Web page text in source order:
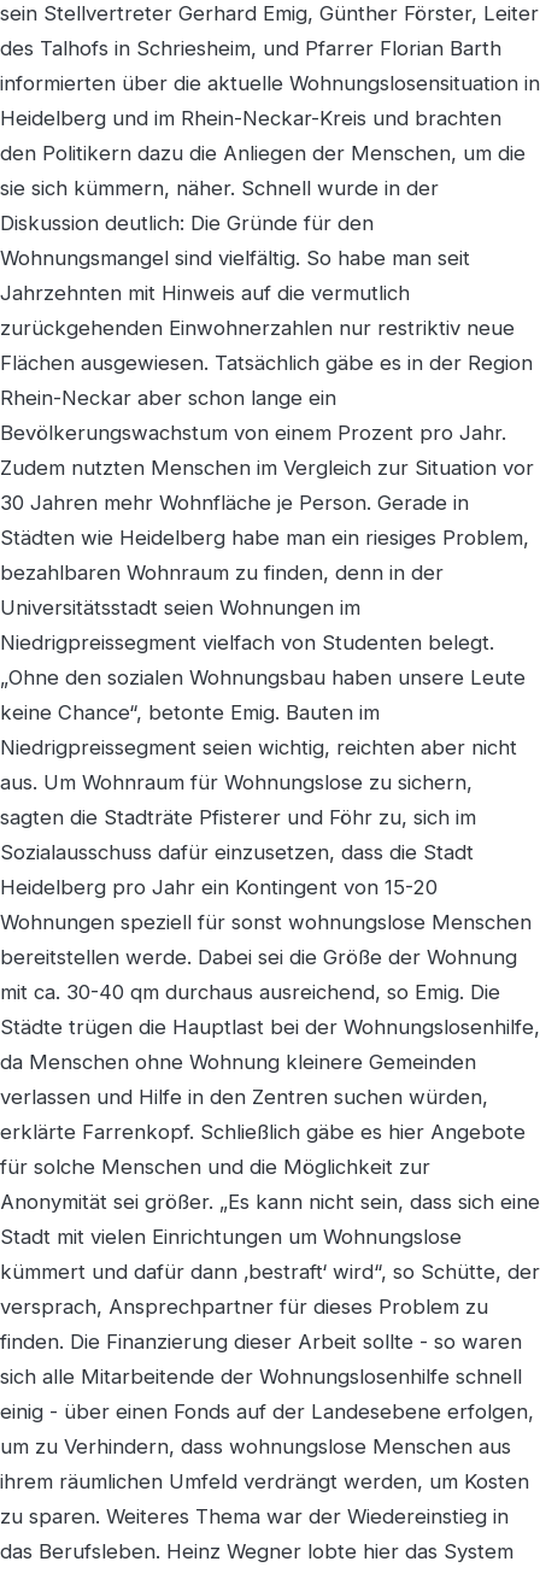
sein Stellvertreter Gerhard Emig, Günther Förster, Leiter
des Talhofs in Schriesheim, und Pfarrer Florian Barth
informierten über die aktuelle Wohnungslosensituation in
Heidelberg und im Rhein-Neckar-Kreis und brachten
den Politikern dazu die Anliegen der Menschen, um die
sie sich kümmern, näher. Schnell wurde in der
Diskussion deutlich: Die Gründe für den
Wohnungsmangel sind vielfältig. So habe man seit
Jahrzehnten mit Hinweis auf die vermutlich
zurückgehenden Einwohnerzahlen nur restriktiv neue
Flächen ausgewiesen. Tatsächlich gäbe es in der Region
Rhein-Neckar aber schon lange ein
Bevölkerungswachstum von einem Prozent pro Jahr.
Zudem nutzten Menschen im Vergleich zur Situation vor
30 Jahren mehr Wohnfläche je Person. Gerade in
Städten wie Heidelberg habe man ein riesiges Problem,
bezahlbaren Wohnraum zu finden, denn in der
Universitätsstadt seien Wohnungen im
Niedrigpreissegment vielfach von Studenten belegt.
„Ohne den sozialen Wohnungsbau haben unsere Leute
keine Chance“, betonte Emig. Bauten im
Niedrigpreissegment seien wichtig, reichten aber nicht
aus. Um Wohnraum für Wohnungslose zu sichern,
sagten die Stadträte Pfisterer und Föhr zu, sich im
Sozialausschuss dafür einzusetzen, dass die Stadt
Heidelberg pro Jahr ein Kontingent von 15-20
Wohnungen speziell für sonst wohnungslose Menschen
bereitstellen werde. Dabei sei die Größe der Wohnung
mit ca. 30-40 qm durchaus ausreichend, so Emig. Die
Städte trügen die Hauptlast bei der Wohnungslosenhilfe,
da Menschen ohne Wohnung kleinere Gemeinden
verlassen und Hilfe in den Zentren suchen würden,
erklärte Farrenkopf. Schließlich gäbe es hier Angebote
für solche Menschen und die Möglichkeit zur
Anonymität sei größer. „Es kann nicht sein, dass sich eine
Stadt mit vielen Einrichtungen um Wohnungslose
kümmert und dafür dann ‚bestraft‘ wird“, so Schütte, der
versprach, Ansprechpartner für dieses Problem zu
finden. Die Finanzierung dieser Arbeit sollte - so waren
sich alle Mitarbeitende der Wohnungslosenhilfe schnell
einig - über einen Fonds auf der Landesebene erfolgen,
um zu Verhindern, dass wohnungslose Menschen aus
ihrem räumlichen Umfeld verdrängt werden, um Kosten
zu sparen. Weiteres Thema war der Wiedereinstieg in
das Berufsleben. Heinz Wegner lobte hier das System